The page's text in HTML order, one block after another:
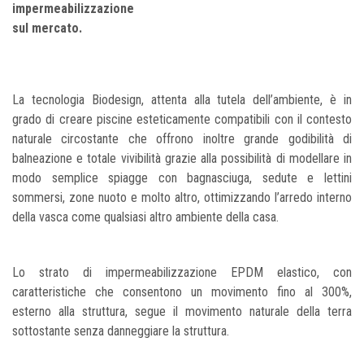
impermeabilizzazione
sul mercato.
La tecnologia Biodesign, attenta alla tutela dell’ambiente, è in
grado di creare piscine esteticamente compatibili con il contesto
naturale circostante che offrono inoltre grande godibilità di
balneazione e totale vivibilità grazie alla possibilità di modellare in
modo semplice spiagge con bagnasciuga, sedute e lettini
sommersi, zone nuoto e molto altro, ottimizzando l’arredo interno
della vasca come qualsiasi altro ambiente della casa.
Lo strato di impermeabilizzazione EPDM elastico, con
caratteristiche che consentono un movimento fino al 300%,
esterno alla struttura, segue il movimento naturale della terra
sottostante senza danneggiare la struttura.